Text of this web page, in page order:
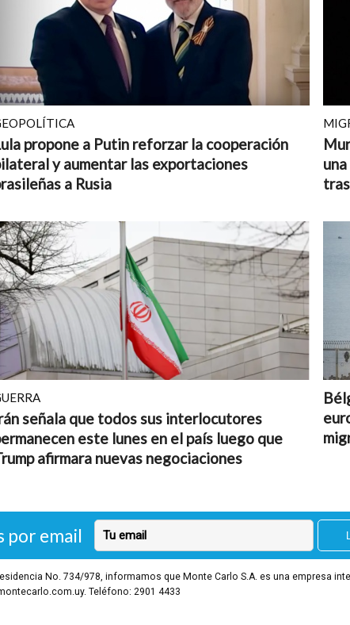
propone a Putin reforzar la cooperación
y aumentar las exportaciones
a Rusia
señala que todos sus interlocutores
este lunes en el país luego que
afirmara nuevas negociaciones
por email
No. 734/978, informamos que Monte Carlo S.A. es una empresa
Teléfono: 2901 4433